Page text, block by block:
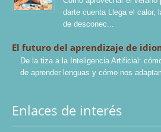
darte cuenta Llega el calor,
de desconec
El futuro del aprendizaje de
De la tiza a la Inteligencia Artificial:
de aprender lenguas y cómo nos
Enlaces de interés